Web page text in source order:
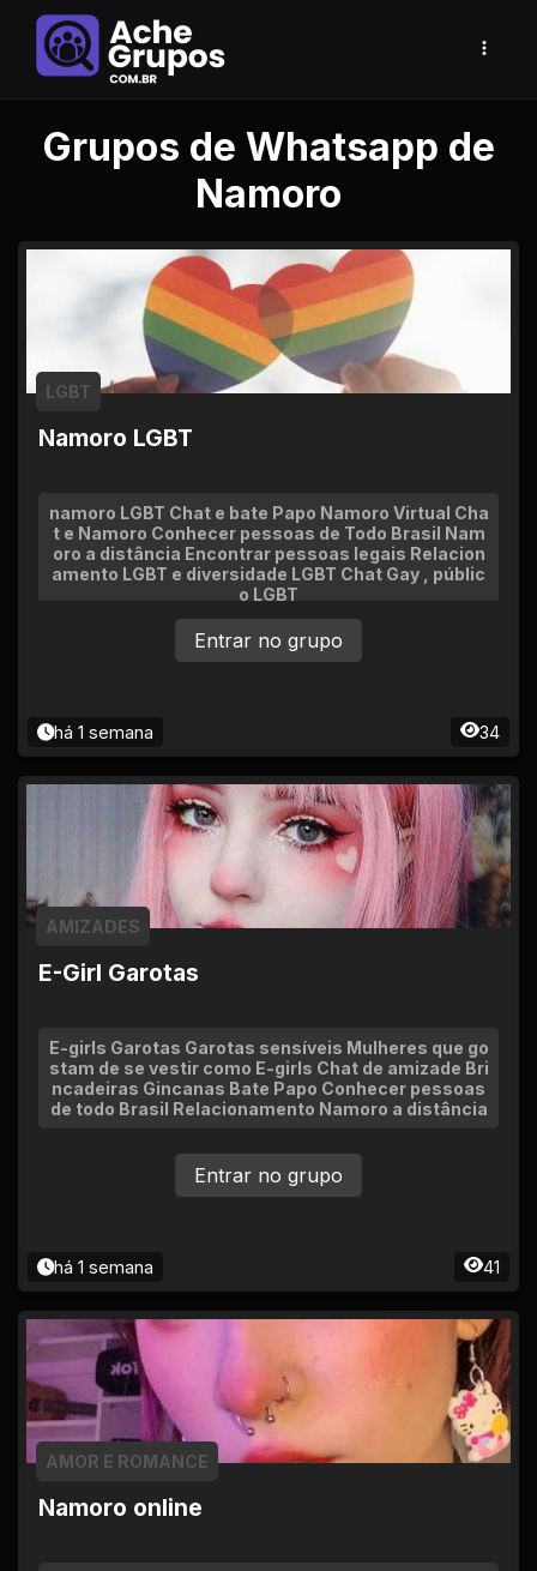
Grupos de Whatsapp de
Namoro
Namoro LGBT
LGBT
namoro LGBT Chat e bate Papo Namoro Virtual Cha
t e Namoro Conhecer pessoas de Todo Brasil Nam
oro a distância Encontrar pessoas legais Relacion
amento LGBT e diversidade LGBT Chat Gay , públic
o LGBT
há 1 semana 34
Entrar no grupo
E-Girl Garotas
AMIZADES
E-girls Garotas Garotas sensíveis Mulheres que go
stam de se vestir como E-girls Chat de amizade Bri
ncadeiras Gincanas Bate Papo Conhecer pessoas
de todo Brasil Relacionamento Namoro a distância
há 1 semana 41
Entrar no grupo
Namoro online
AMOR E ROMANCE